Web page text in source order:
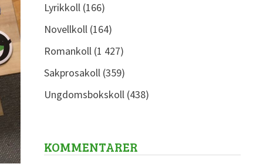
Lyrikkoll(166)
Novellkoll(164)
Romankoll(1 427)
Sakprosakoll(359)
Ungdomsbokskoll(438)
KOMMENTARER